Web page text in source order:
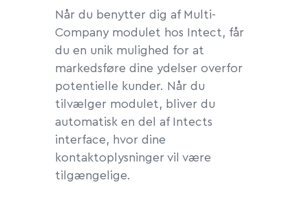
Når du benytter dig af Multi-
Company modulet hos Intect, får
du en unik mulighed for at
markedsføre dine ydelser overfor
potentielle kunder. Når du
tilvælger modulet, bliver du
automatisk en del af Intects
interface, hvor dine
kontaktoplysninger vil være
tilgængelige.